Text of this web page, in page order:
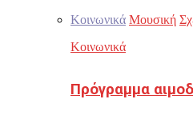
Κοινωνικά Μουσική
Κοινωνικά
Πρόγραμμα